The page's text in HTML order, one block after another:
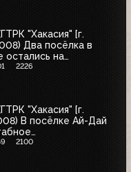
"Хакасия" [г.
Два посёлка в
остались на
остались без света
2226
"Хакасия" [г.
В посёлке Ай-Дай
2100